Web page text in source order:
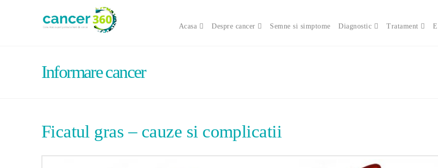
Acasa Despre cancer Semne si simptome Diagnostic Tratament
Informare cancer
Ficatul gras – cauze si complicatii